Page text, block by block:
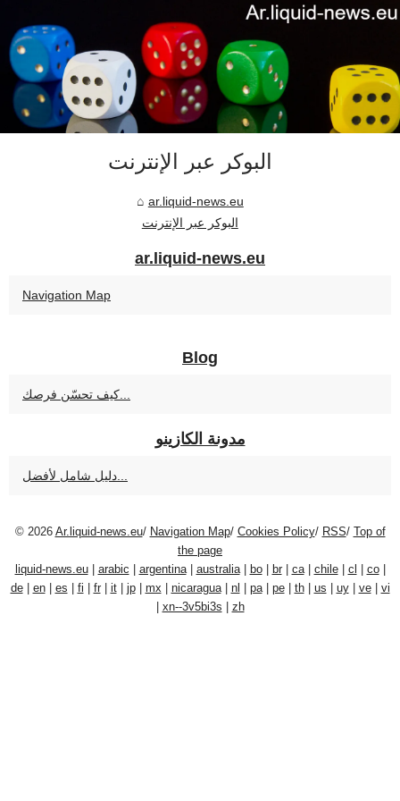
البوكر عبر الإنترنت
ar.liquid-news.eu
البوكر عبر الإنترنت
ar.liquid-news.eu
Navigation Map
Blog
كيف تحسّن فرصك...
مدونة الكازينو
دليل شامل لأفضل...
© 2026 Ar.liquid-news.eu/ Navigation Map/ Cookies Policy/ RSS/ Top of
the page
liquid-news.eu| arabic argentina| australia| bo| br| ca| chile| cl co|
de| en| es fi fr| it| jp| mx nicaragua| nl pa| pe| th| us uy| ve| vi
xn--3v5bi3s zh